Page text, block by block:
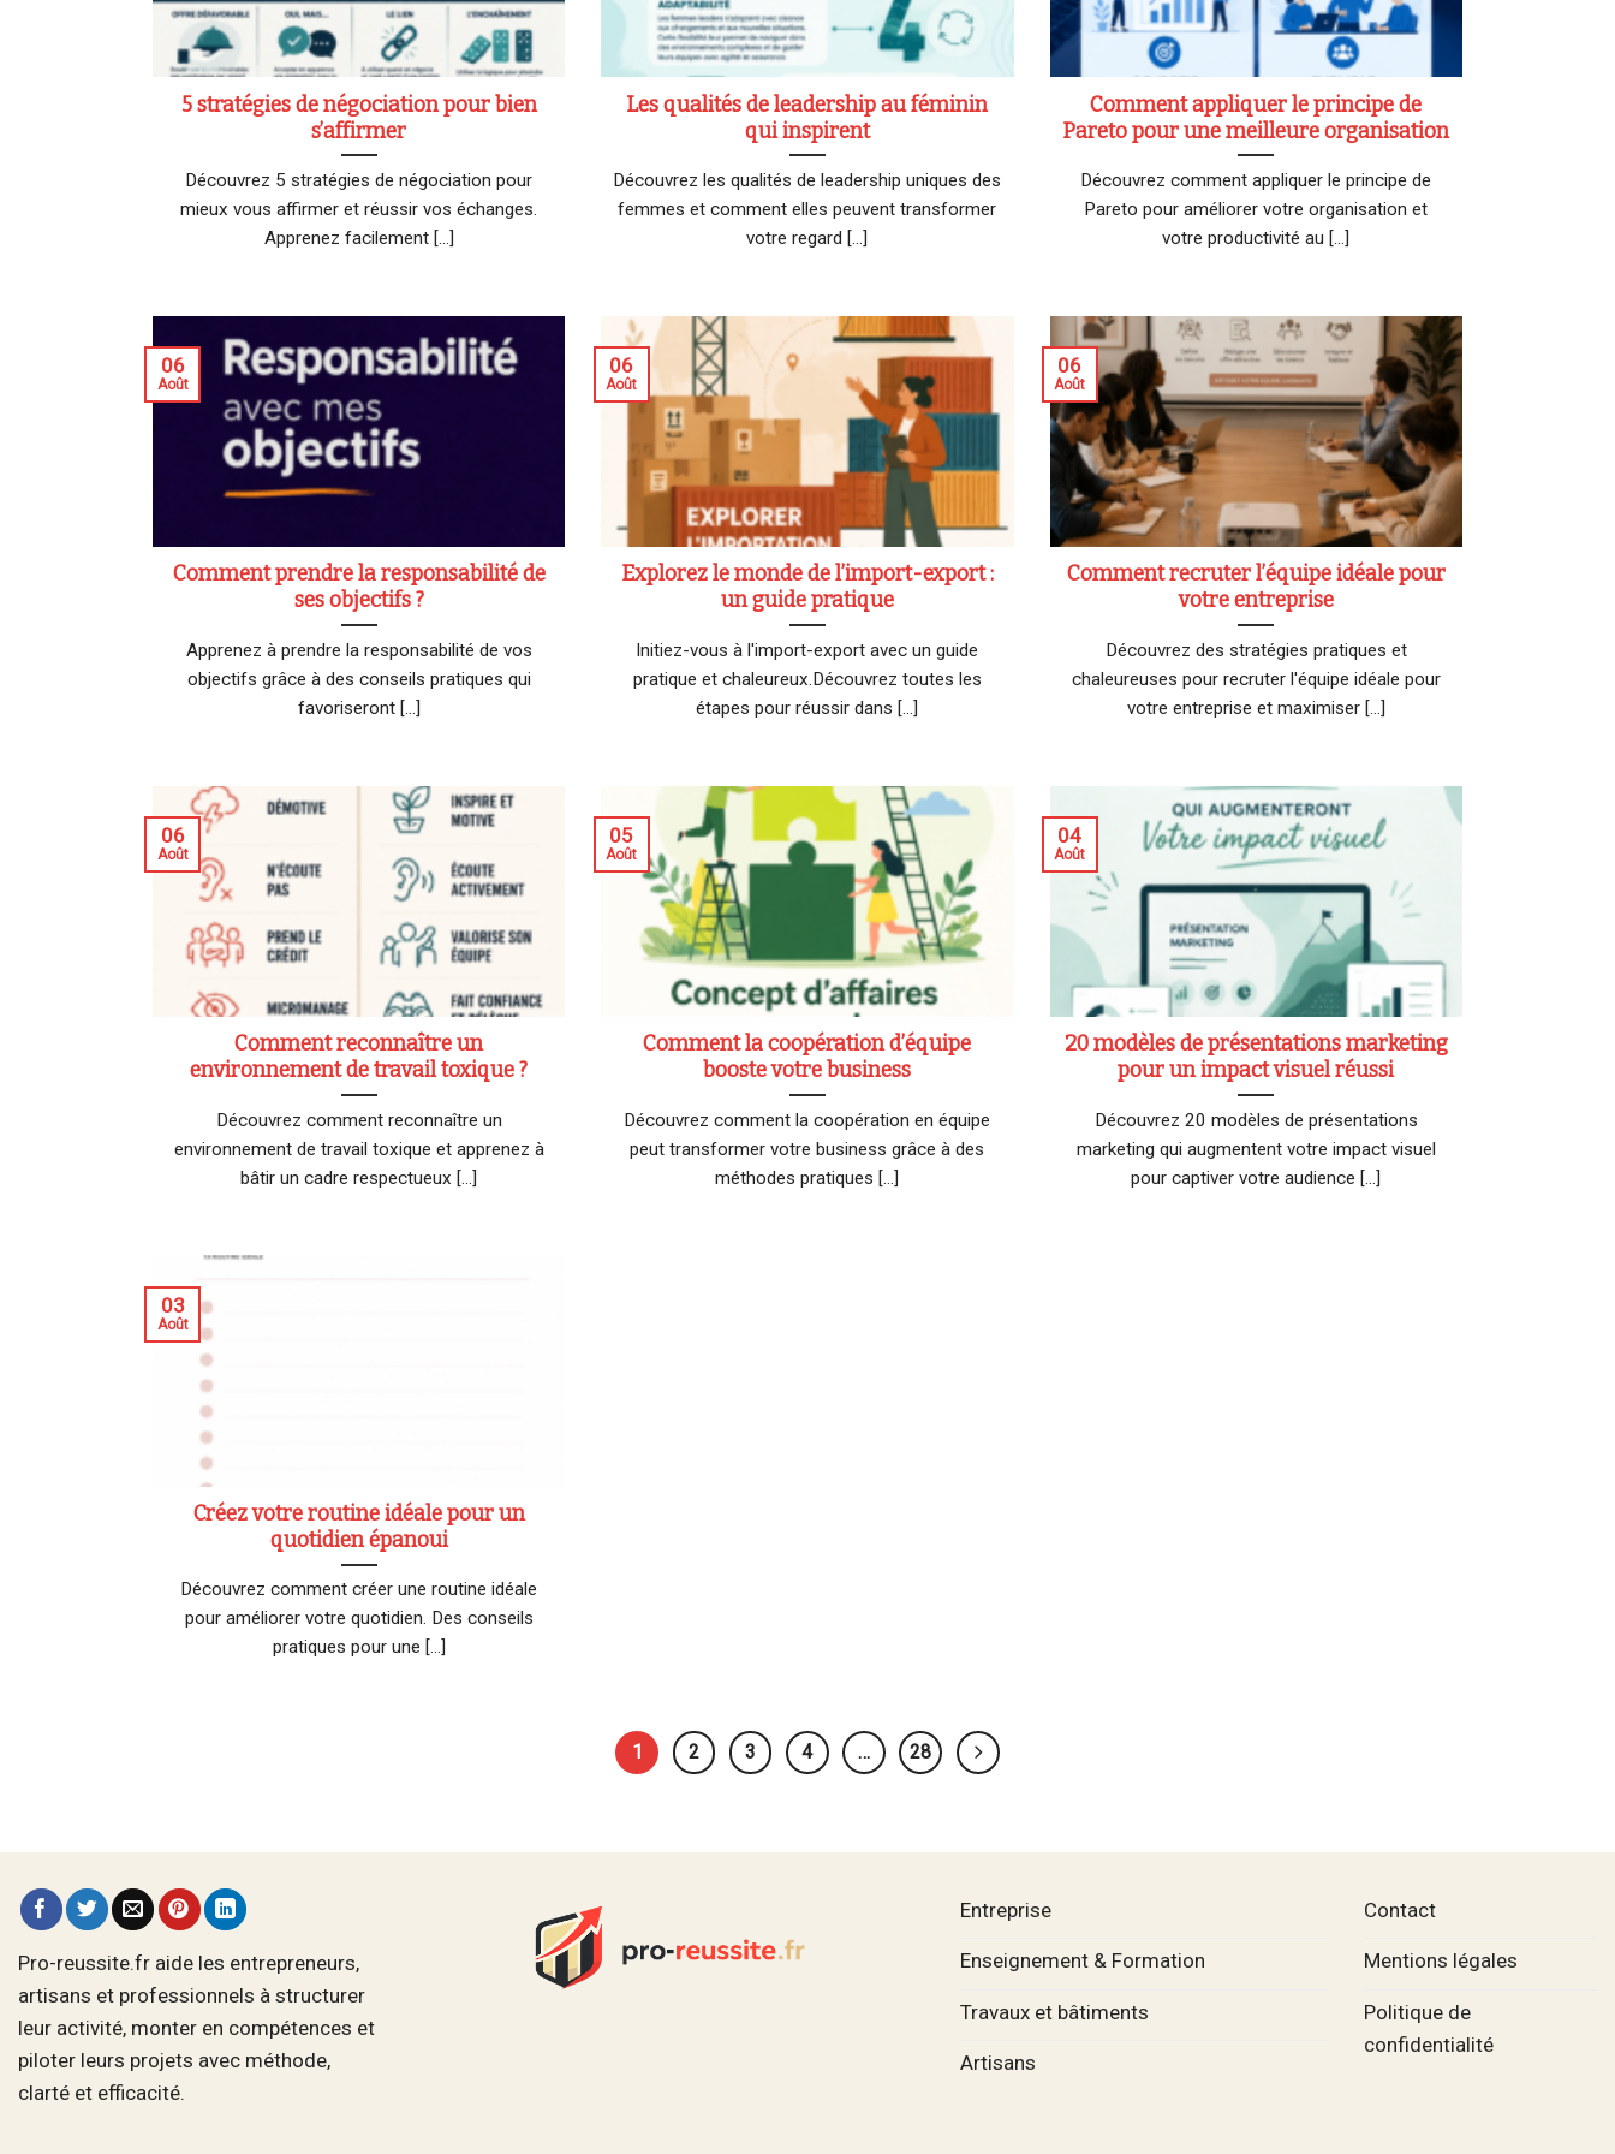
5 stratégies de négociation pour bien
s’affirmer
Découvrez 5 stratégies de négociation pour
mieux vous affirmer et réussir vos échanges.
Apprenez facilement [...]
Les qualités de leadership au féminin
qui inspirent
Découvrez les qualités de leadership uniques des
femmes et comment elles peuvent transformer
votre regard [...]
Comment appliquer le principe de
Pareto pour une meilleure organisation
Découvrez comment appliquer le principe de
Pareto pour améliorer votre organisation et
votre productivité au [...]
Comment prendre la responsabilité de
ses objectifs ?
Apprenez à prendre la responsabilité de vos
objectifs grâce à des conseils pratiques qui
favoriseront [...]
06
Août
Explorez le monde de l’import-export :
un guide pratique
Initiez-vous à l'import-export avec un guide
pratique et chaleureux.Découvrez toutes les
étapes pour réussir dans [...]
06
Août
Comment recruter l’équipe idéale pour
votre entreprise
Découvrez des stratégies pratiques et
chaleureuses pour recruter l'équipe idéale pour
votre entreprise et maximiser [...]
06
Août
Comment reconnaître un
environnement de travail toxique ?
Découvrez comment reconnaître un
environnement de travail toxique et apprenez à
bâtir un cadre respectueux [...]
06
Août
Comment la coopération d’équipe
booste votre business
Découvrez comment la coopération en équipe
peut transformer votre business grâce à des
méthodes pratiques [...]
05
Août
20 modèles de présentations marketing
pour un impact visuel réussi
Découvrez 20 modèles de présentations
marketing qui augmentent votre impact visuel
pour captiver votre audience [...]
04
Août
Créez votre routine idéale pour un
quotidien épanoui
Découvrez comment créer une routine idéale
pour améliorer votre quotidien. Des conseils
pratiques pour une [...]
03
Août
1 2 3 4 … 28
Pro-reussite.fr aide les entrepreneurs,
artisans et professionnels à structurer
leur activité, monter en compétences et
piloter leurs projets avec méthode,
clarté et efficacité.
Entreprise
Enseignement & Formation
Travaux et bâtiments
Artisans
Contact
Mentions légales
Politique de
confidentialité